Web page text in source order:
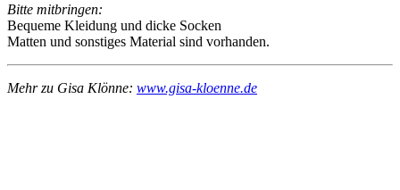
Bitte mitbringen:
Bequeme Kleidung und dicke Socken
Matten und sonstiges Material sind vorhanden.
Mehr zu Gisa Klönne: www.gisa-kloenne.de